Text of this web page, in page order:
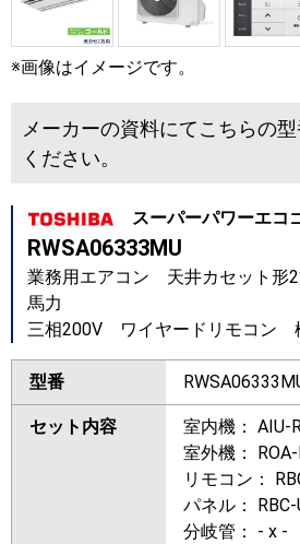
※画像はイメージです。
メーカーの資料にてこちらの
ください。
スーパーパワーエコ
RWSA06333MU
業務用エアコン 天井カセット
馬力
三相200V ワイヤードリモコン
型番
セット内容
室内機： AIU-
室外機：
リモコン：
パネル： RBC-
分岐管： - x -